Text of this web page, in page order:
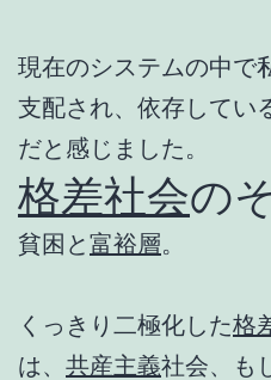
現在のシステムの中で
支配され、依存してい
だと感じました。
格差社会の
貧困と富裕層。
くっきり二極化した格
は、 共産主義社会、も